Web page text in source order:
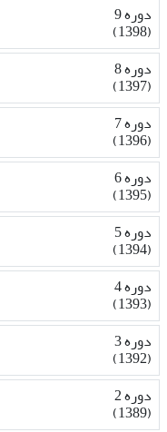
دوره 9
(1398)
دوره 8
(1397)
دوره 7
(1396)
دوره 6
(1395)
دوره 5
(1394)
دوره 4
(1393)
دوره 3
(1392)
دوره 2
(1389)